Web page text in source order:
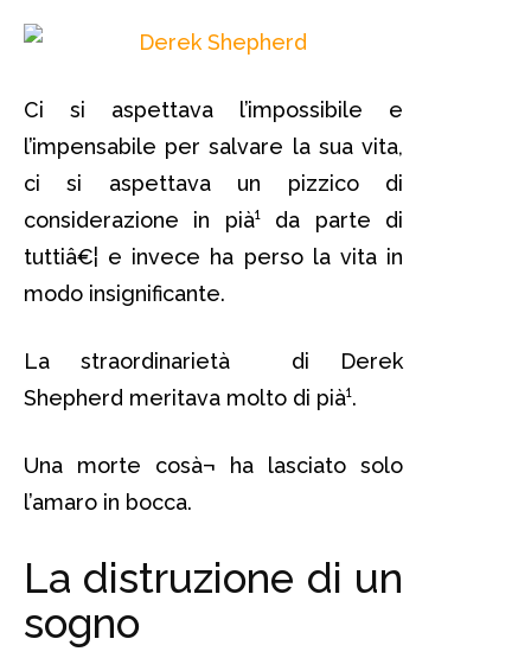
Ci si aspettava l’impossibile e
l’impensabile per salvare la sua vita,
ci si aspettava un pizzico di
considerazione in pià¹ da parte di
tuttiâ€¦ e invece ha perso la vita in
modo insignificante.
La straordinarietà di Derek
Shepherd meritava molto di pià¹.
Una morte cosà¬ ha lasciato solo
l’amaro in bocca.
La distruzione di un
sogno